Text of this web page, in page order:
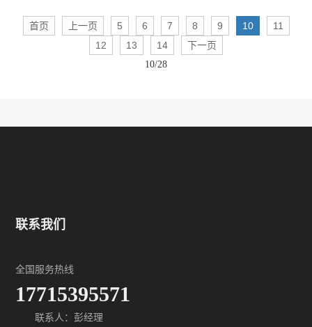
首页 上一页 5 6 7 8 9 10
11
12
13 14 下一页
10/28
联系我们
全国服务热线
17715395571
联系人：彭经理